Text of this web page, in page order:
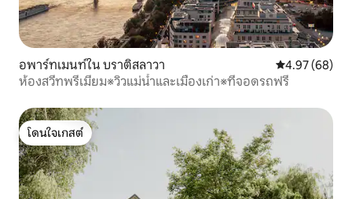
อพาร์ทเมนท์ใน บราติสลาวา คะแนนเฉลี่ย
4.97 (68)
ห้องสวีทพรีเมียม※วิวแม่น้ำและเมืองเก่า※ที่จอดรถฟรี
โดนใจเกสต์
โดนใจเกสต์